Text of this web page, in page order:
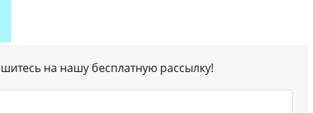
на нашу бесплатную рассылку!